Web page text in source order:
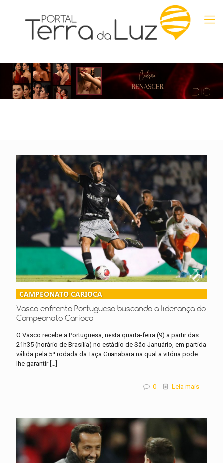
CAMPEONATO CARIOCA
Vasco enfrenta Portuguesa buscando a liderança do
Campeonato Carioca
O Vasco recebe a Portuguesa, nesta quarta-feira (9) a partir das
21h35 (horário de Brasília) no estádio de São Januário, em partida
válida pela 5ª rodada da Taça Guanabara na qual a vitória pode
lhe garantir[…]
0 Leia mais